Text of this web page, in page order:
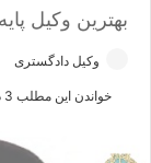
بهترین وکیل
وکیل دادگستری
خواندن این مطلب 3 دقیقه زمان میبرد